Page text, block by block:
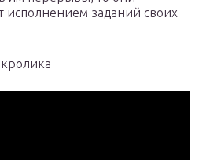
исполнением заданий своих